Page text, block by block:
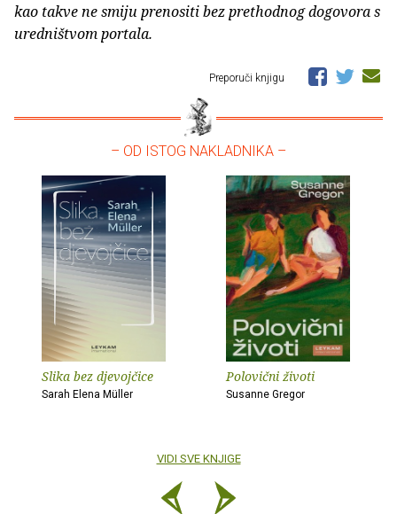
kao takve ne smiju prenositi bez prethodnog dogovora s
uredništvom portala.
Preporuči knjigu
– OD ISTOG NAKLADNIKA –
Slika bez djevojčice
Sarah Elena Müller
Polovični životi
Susanne Gregor
VIDI SVE KNJIGE